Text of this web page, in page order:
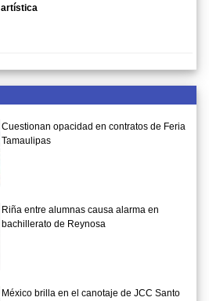
artística
Cuestionan opacidad en contratos de Feria
Tamaulipas
Riña entre alumnas causa alarma en
bachillerato de Reynosa
México brilla en el canotaje de JCC Santo